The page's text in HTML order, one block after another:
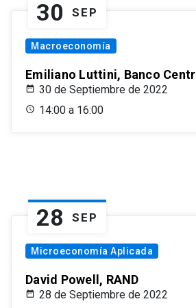
30 SEP
Macroeconomía
Emiliano Luttini, Banco
30 de Septiembre de 2022
14:00 a 16:00
28 SEP
Microeconomía Aplicada
David Powell, RAND
28 de Septiembre de 2022